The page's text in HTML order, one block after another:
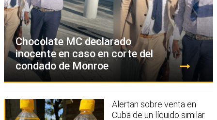
Chocolate MC declarado
inocente en caso en corte del
condado de Monroe
Alertan sobre venta en
Cuba de un líquido similar